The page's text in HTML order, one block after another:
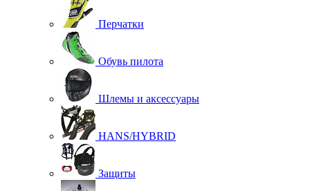
Перчатки
Обувь пилота
Шлемы и аксессуары
HANS/HYBRID
Защиты